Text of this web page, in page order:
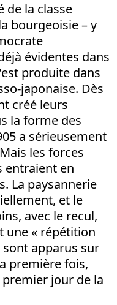
de la classe
bourgeoisie – y
évidentes dans
produite dans
japonaise. Dès
créé leurs
la forme des
a sérieusement
les forces
entraient en
La paysannerie
et le
avec le recul,
une « répétition
sont apparus sur
première fois,
jour de la